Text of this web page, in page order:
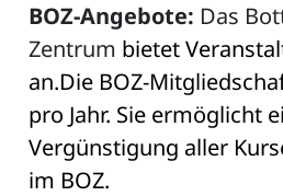
BOZ-Angebote: Das
Zentrum bietet
an.Die BOZ-
pro Jahr. Sie ermöglicht
Vergünstigung aller
im BOZ.